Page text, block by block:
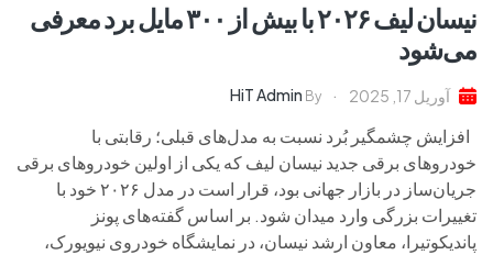
نیسان لیف ۲۰۲۶ با بیش از ۳۰۰ مایل برد معرفی
می‌شود
آوریل 17, 2025 By
HiT Admin
افزایش چشمگیر بُرد نسبت به مدل‌های قبلی؛ رقابتی با
خودروهای برقی جدید نیسان لیف که یکی از اولین خودروهای برقی
جریان‌ساز در بازار جهانی بود، قرار است در مدل ۲۰۲۶ خود با
تغییرات بزرگی وارد میدان شود. بر اساس گفته‌های پونز
پاندیکوتیرا، معاون ارشد نیسان، در نمایشگاه خودروی نیویورک،